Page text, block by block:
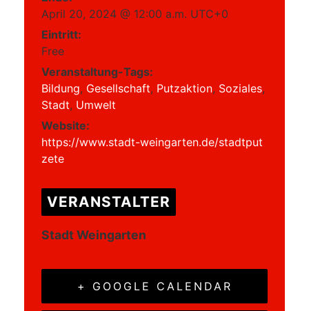
April 20, 2024 @ 12:00 a.m. UTC+0
Eintritt:
Free
Veranstaltung-Tags:
Bildung, Gesellschaft, Putzaktion, Soziales,
Stadt, Umwelt
Website:
https://www.stadt-weingarten.de/stadtput
zete
VERANSTALTER
Stadt Weingarten
+ GOOGLE CALENDAR